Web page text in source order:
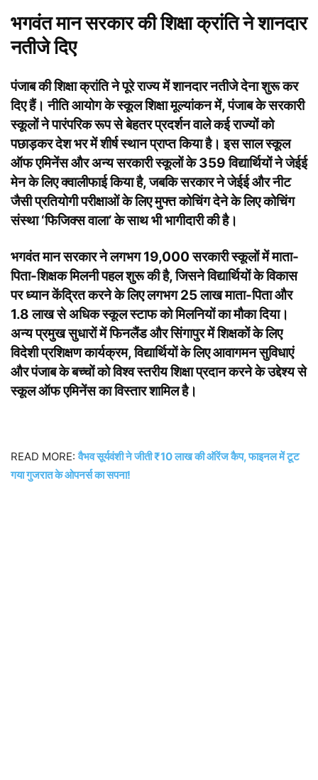
भगवंत मान सरकार की शिक्षा क्रांति ने शानदार
नतीजे दिए
पंजाब की शिक्षा क्रांति ने पूरे राज्य में शानदार नतीजे देना शुरू कर
दिए हैं। नीति आयोग के स्कूल शिक्षा मूल्यांकन में, पंजाब के सरकारी
स्कूलों ने पारंपरिक रूप से बेहतर प्रदर्शन वाले कई राज्यों को
पछाड़कर देश भर में शीर्ष स्थान प्राप्त किया है। इस साल स्कूल
ऑफ एमिनेंस और अन्य सरकारी स्कूलों के 359 विद्यार्थियों ने जेईई
मेन के लिए क्वालीफाई किया है, जबकि सरकार ने जेईई और नीट
जैसी प्रतियोगी परीक्षाओं के लिए मुफ्त कोचिंग देने के लिए कोचिंग
संस्था ‘फिजिक्स वाला’ के साथ भी भागीदारी की है।
भगवंत मान सरकार ने लगभग 19,000 सरकारी स्कूलों में माता-
पिता-शिक्षक मिलनी पहल शुरू की है, जिसने विद्यार्थियों के विकास
पर ध्यान केंद्रित करने के लिए लगभग 25 लाख माता-पिता और
1.8 लाख से अधिक स्कूल स्टाफ को मिलनियों का मौका दिया।
अन्य प्रमुख सुधारों में फिनलैंड और सिंगापुर में शिक्षकों के लिए
विदेशी प्रशिक्षण कार्यक्रम, विद्यार्थियों के लिए आवागमन सुविधाएं
और पंजाब के बच्चों को विश्व स्तरीय शिक्षा प्रदान करने के उद्देश्य से
स्कूल ऑफ एमिनेंस का विस्तार शामिल है।
READ MORE:वैभव सूर्यवंशी ने जीती ₹10 लाख की ऑरेंज कैप, फाइनल में टूट
गया गुजरात के ओपनर्स का सपना!